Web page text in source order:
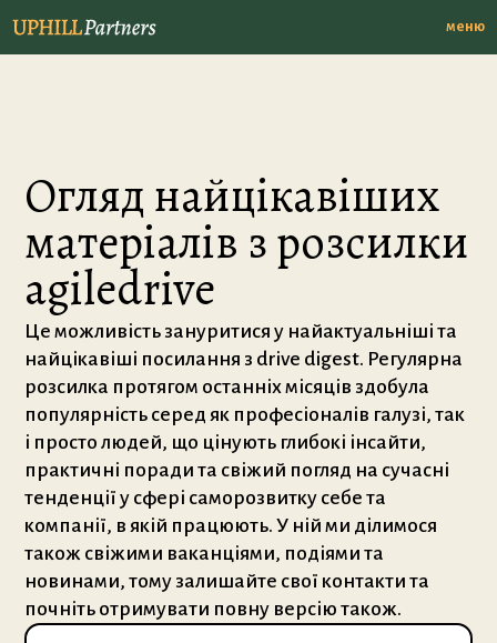
меню
Огляд найцікавіших
матеріалів з розсилки
agiledrive
Це можливість зануритися у найактуальніші та
найцікавіші посилання з drive digest. Регулярна
розсилка протягом останніх місяців здобула
популярність серед як професіоналів галузі, так
і просто людей, що цінують глибокі інсайти,
практичні поради та свіжий погляд на сучасні
тенденції у сфері саморозвитку себе та
компанії, в якій працюють. У ній ми ділимося
також свіжими ваканціями, подіями та
новинами, тому залишайте свої контакти та
почніть отримувати повну версію також.